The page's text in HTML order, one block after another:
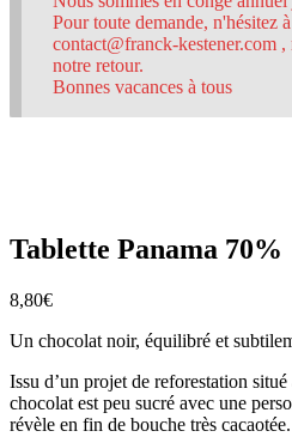
Pour toute demande, n'hésitez
contact@franck-kestener.com
notre retour.
Bonnes vacances à tous
Tablette Panama 70%
8,80€
Un chocolat noir, équilibré et
Issu d’un projet de reforestation
chocolat est peu sucré avec une
révèle en fin de bouche très cacaotée.